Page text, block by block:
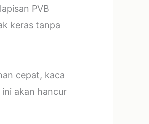
PVB
keras tanpa
cepat, kaca
akan hancur